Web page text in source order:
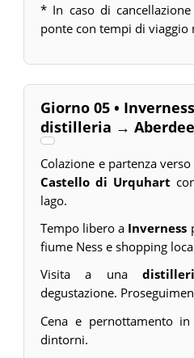
* In caso di
ponte con tempi di viaggio
Giorno 05 •
distilleria →
Colazione e partenza verso
Castello di Urquhart
lago.
Tempo libero a Inverness
fiume Ness e shopping
Visita a una
degustazione.
Cena e pernottamento
dintorni.